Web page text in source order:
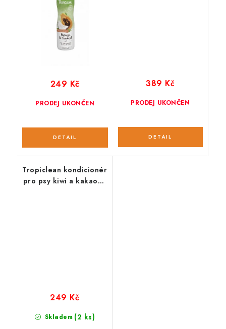
PRODEJ UKONČEN
249 Kč
PRODEJ UKONČEN
389 Kč
Tropiclean kondicionér
pro psy kiwi a kakaové
Skladem (2 ks)
249 Kč